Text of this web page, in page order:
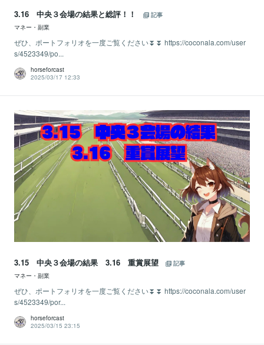
3.16 中央３会場の結果と総評！！
記事
マネー・副業
ぜひ、ポートフォリオを一度ご覧ください⏬⏬ https://coconala.com/user
s/4523349/po...
horseforcast
2025/03/17 12:33
3.15 中央３会場の結果 3.16 重賞展望
記事
マネー・副業
ぜひ、ポートフォリオを一度ご覧ください⏬⏬ https://coconala.com/user
s/4523349/por...
horseforcast
2025/03/15 23:15